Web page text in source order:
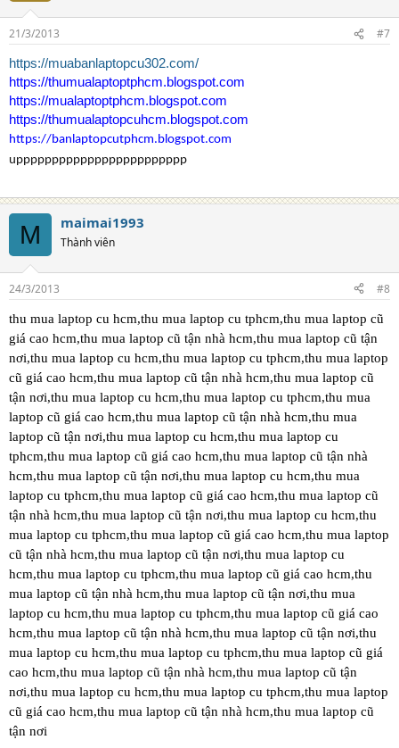
21/3/2013
#7
https://muabanlaptopcu302.com/
https://thumualaptoptphcm.blogspot.com
https://mualaptoptphcm.blogspot.com
https://thumualaptopcuhcm.blogspot.com
https://banlaptopcutphcm.blogspot.com
upppppppppppppppppppppppp
M maimai1993
Thành viên
24/3/2013 #8
thu mua laptop cu hcm,thu mua laptop cu tphcm,thu mua laptop cũ
giá cao hcm,thu mua laptop cũ tận nhà hcm,thu mua laptop cũ tận
nơi,thu mua laptop cu hcm,thu mua laptop cu tphcm,thu mua laptop
cũ giá cao hcm,thu mua laptop cũ tận nhà hcm,thu mua laptop cũ
tận nơi,thu mua laptop cu hcm,thu mua laptop cu tphcm,thu mua
laptop cũ giá cao hcm,thu mua laptop cũ tận nhà hcm,thu mua
laptop cũ tận nơi,thu mua laptop cu hcm,thu mua laptop cu
tphcm,thu mua laptop cũ giá cao hcm,thu mua laptop cũ tận nhà
hcm,thu mua laptop cũ tận nơi,thu mua laptop cu hcm,thu mua
laptop cu tphcm,thu mua laptop cũ giá cao hcm,thu mua laptop cũ
tận nhà hcm,thu mua laptop cũ tận nơi,thu mua laptop cu hcm,thu
mua laptop cu tphcm,thu mua laptop cũ giá cao hcm,thu mua laptop
cũ tận nhà hcm,thu mua laptop cũ tận nơi,thu mua laptop cu
hcm,thu mua laptop cu tphcm,thu mua laptop cũ giá cao hcm,thu
mua laptop cũ tận nhà hcm,thu mua laptop cũ tận nơi,thu mua
laptop cu hcm,thu mua laptop cu tphcm,thu mua laptop cũ giá cao
hcm,thu mua laptop cũ tận nhà hcm,thu mua laptop cũ tận nơi,thu
mua laptop cu hcm,thu mua laptop cu tphcm,thu mua laptop cũ giá
cao hcm,thu mua laptop cũ tận nhà hcm,thu mua laptop cũ tận
nơi,thu mua laptop cu hcm,thu mua laptop cu tphcm,thu mua laptop
cũ giá cao hcm,thu mua laptop cũ tận nhà hcm,thu mua laptop cũ
tận nơi